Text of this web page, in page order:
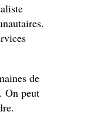
de
On peut